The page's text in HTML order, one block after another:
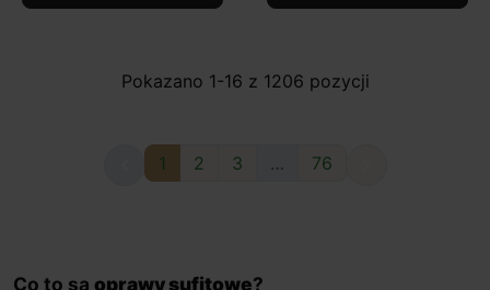
Pokazano 1-16 z 1206 pozycji
1 2 3 … 76
Co to są oprawy sufitowe?